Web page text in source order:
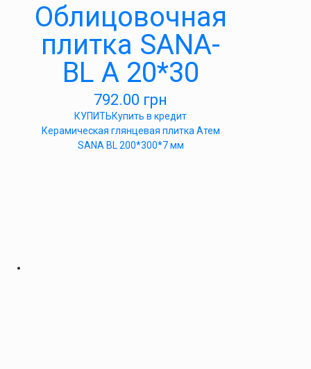
Облицовочная
плитка SANA-
BL А 20*30
792.00 грн
КУПИТЬКупить в кредит
Керамическая глянцевая плитка Атем
SANA BL 200*300*7 мм